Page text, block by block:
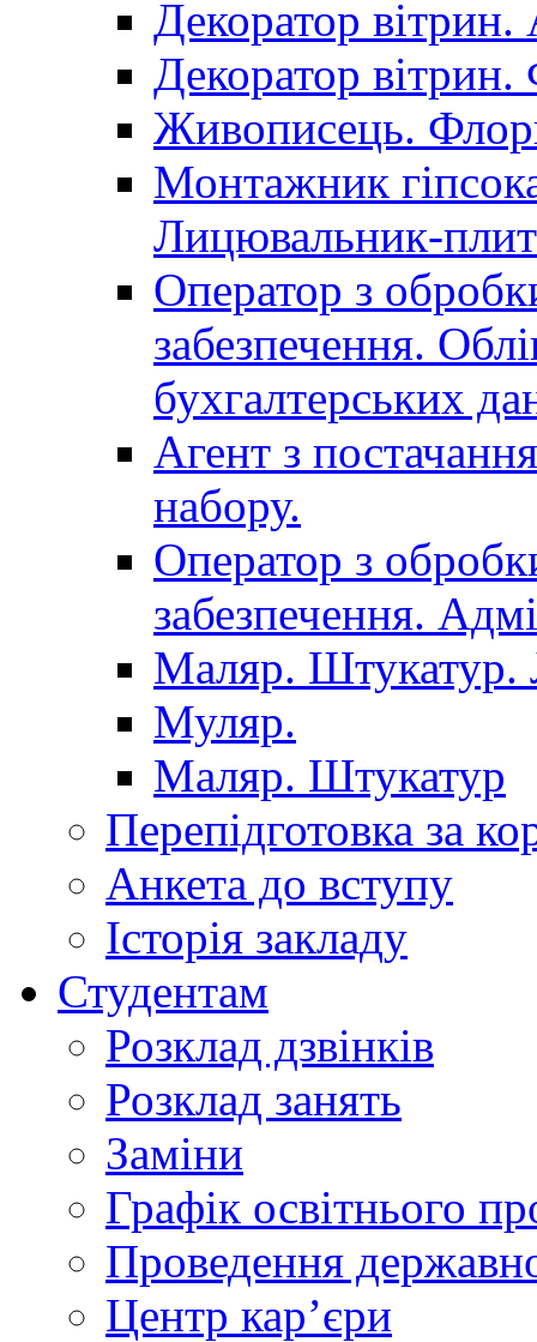
Декоратор вітрин.
Декоратор вітрин.
Живописець.
Монтажник
Лицювальник-
Оператор з
забезпечення.
бухгалтерських
Агент з
набору.
Оператор з
забезпечення.
Маляр. Штукатур.
Муляр.
Маляр. Штукатур
Перепідготовка за
Анкета до вступу
Історія закладу
Студентам
Розклад дзвінків
Розклад занять
Заміни
Графік освітнього
Проведення
Центр кар’єри